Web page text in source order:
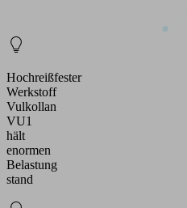
Hochreißfester
Werkstoff
Vulkollan
VU1
hält
enormen
Belastung
stand